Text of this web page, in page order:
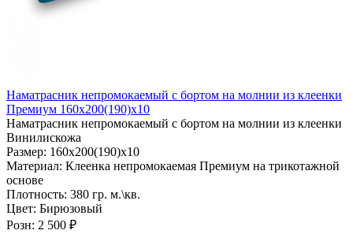
Наматрасник непромокаемый с бортом на молнии из клеенки
Премиум 160х200(190)х10
Наматрасник непромокаемый с бортом на молнии из клеенки
Винилискожа
Размер: 160х200(190)х10
Материал: Клеенка непромокаемая Премиум на трикотажной
основе
Плотность: 380 гр. м.\кв.
Цвет: Бирюзовый
Розн: 2 500 ₽